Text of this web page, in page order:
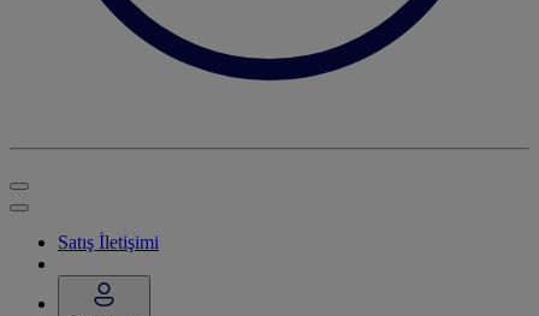
Satış İletişimi